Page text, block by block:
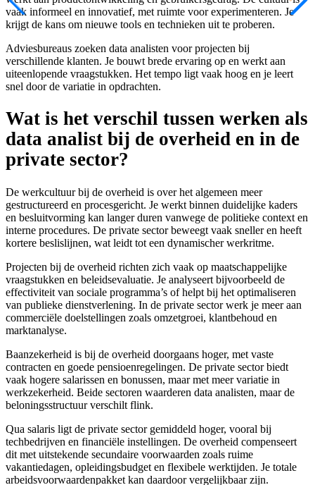
vaak informeel en innovatief, met ruimte voor experimenteren. Je
krijgt de kans om nieuwe tools en technieken uit te proberen.
Adviesbureaus zoeken data analisten voor projecten bij
verschillende klanten. Je bouwt brede ervaring op en werkt aan
uiteenlopende vraagstukken. Het tempo ligt vaak hoog en je leert
snel door de variatie in opdrachten.
Wat is het verschil tussen werken als
data analist bij de overheid en in de
private sector?
De werkcultuur bij de overheid is over het algemeen meer
gestructureerd en procesgericht. Je werkt binnen duidelijke kaders
en besluitvorming kan langer duren vanwege de politieke context en
interne procedures. De private sector beweegt vaak sneller en heeft
kortere beslislijnen, wat leidt tot een dynamischer werkritme.
Projecten bij de overheid richten zich vaak op maatschappelijke
vraagstukken en beleidsevaluatie. Je analyseert bijvoorbeeld de
effectiviteit van sociale programma’s of helpt bij het optimaliseren
van publieke dienstverlening. In de private sector werk je meer aan
commerciële doelstellingen zoals omzetgroei, klantbehoud en
marktanalyse.
Baanzekerheid is bij de overheid doorgaans hoger, met vaste
contracten en goede pensioenregelingen. De private sector biedt
vaak hogere salarissen en bonussen, maar met meer variatie in
werkzekerheid. Beide sectoren waarderen data analisten, maar de
beloningsstructuur verschilt flink.
Qua salaris ligt de private sector gemiddeld hoger, vooral bij
techbedrijven en financiële instellingen. De overheid compenseert
dit met uitstekende secundaire voorwaarden zoals ruime
vakantiedagen, opleidingsbudget en flexibele werktijden. Je totale
arbeidsvoorwaardenpakket kan daardoor vergelijkbaar zijn.